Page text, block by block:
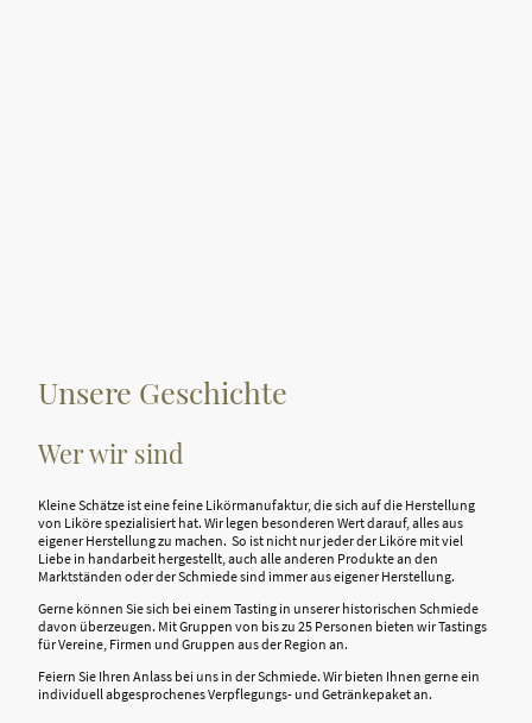
Unsere Geschichte
Wer wir sind
Kleine Schätze ist eine feine Likörmanufaktur, die sich auf die Herstellung
von Liköre spezialisiert hat. Wir legen besonderen Wert darauf, alles aus
eigener Herstellung zu machen. So ist nicht nur jeder der Liköre mit viel
Liebe in handarbeit hergestellt, auch alle anderen Produkte an den
Marktständen oder der Schmiede sind immer aus eigener Herstellung.
Gerne können Sie sich bei einem Tasting in unserer historischen Schmiede
davon überzeugen. Mit Gruppen von bis zu 25 Personen bieten wir Tastings
für Vereine, Firmen und Gruppen aus der Region an.
Feiern Sie Ihren Anlass bei uns in der Schmiede. Wir bieten Ihnen gerne ein
individuell abgesprochenes Verpflegungs- und Getränkepaket an.